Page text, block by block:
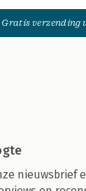
Gratis verzending
nieuwsbrief